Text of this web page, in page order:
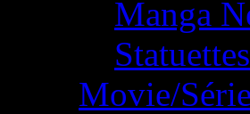
Manga
Movie/